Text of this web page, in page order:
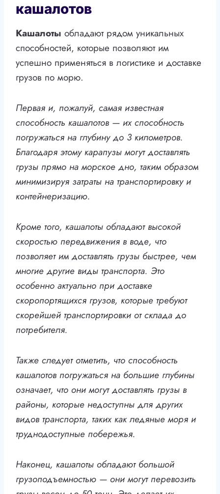
кашалотов
Кашалоты обладают рядом уникальных
способностей, которые позволяют им
успешно применяться в логистике и доставке
грузов по морю.
Первая и, пожалуй, самая известная
способность кашалотов — их способность
погружаться на глубину до 3 километров.
Благодаря этому карапузы могут доставлять
грузы прямо на морское дно, таким образом
минимизируя затраты на транспортировку и
контейнеризацию.
Кроме того, кашалоты обладают высокой
скоростью передвижения в воде, что
позволяет им доставлять грузы быстрее, чем
многие другие виды транспорта. Это
особенно актуально при доставке
скоропортящихся грузов, которые требуют
скорейшей транспортировки от склада до
потребителя.
Также следует отметить, что способность
кашалотов погружаться на большие глубины
означает, что они могут доставлять грузы в
районы, которые недоступны для других
видов транспорта, таких как ледяные моря и
труднодоступные побережья.
Наконец, кашалоты обладают большой
грузоподъемностью — они могут перевозить